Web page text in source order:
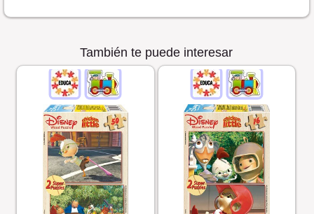
También te puede interesar